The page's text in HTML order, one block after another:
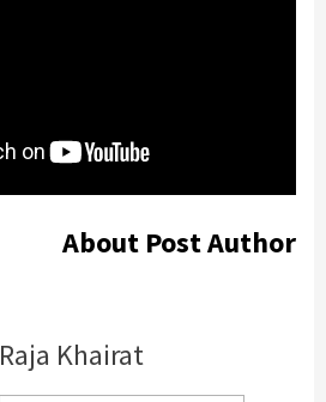
About Post Author
Raja Khairat